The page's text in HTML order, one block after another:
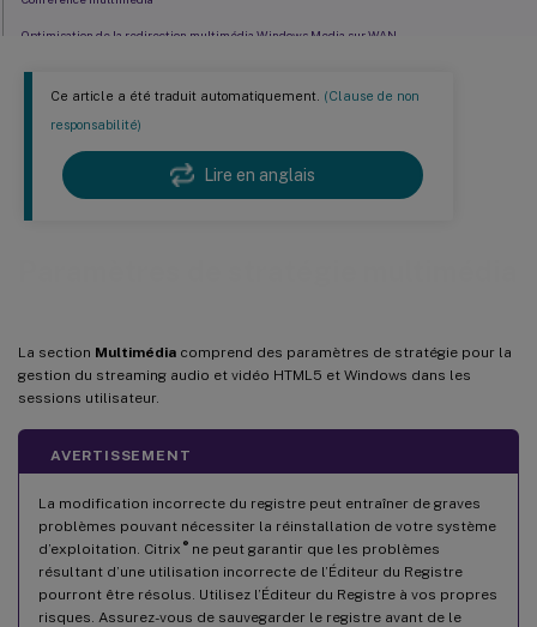
Ce article a été traduit automatiquement. (Clause de non
responsabilité)
Lire en anglais
La section Multimédia comprend des paramètres de stratégie pour la
gestion du streaming audio et vidéo HTML5 et Windows dans les
sessions utilisateur.
AVERTISSEMENT
La modification incorrecte du registre peut entraîner de graves
problèmes pouvant nécessiter la réinstallation de votre système
d’exploitation. Citrix ®ne peut garantir que les problèmes
résultant d’une utilisation incorrecte de l’Éditeur du Registre
pourront être résolus. Utilisez l’Éditeur du Registre à vos propres
risques. Assurez-vous de sauvegarder le registre avant de le
Optimisation de la redirection multimédia Windows Media sur WAN
Utiliser le GPU pour optimiser la redirection multimédia Windows Media sur WAN
Redirection Windows Media